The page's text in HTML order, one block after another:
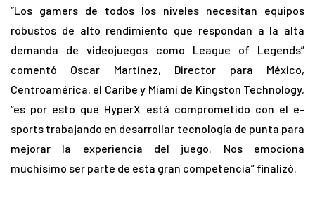
“Los gamers de todos los niveles necesitan equipos
robustos de alto rendimiento que respondan a la alta
demanda de videojuegos como League of Legends”
comentó Oscar Martínez, Director para México,
Centroamérica, el Caribe y Miami de Kingston Technology,
“es por esto que HyperX está comprometido con el e-
sports trabajando en desarrollar tecnología de punta para
mejorar la experiencia del juego. Nos emociona
muchísimo ser parte de esta gran competencia” finalizó.